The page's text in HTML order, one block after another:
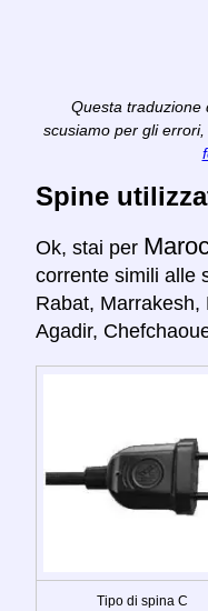
Questa traduzione
scusiamo per gli
Spine
Ok, stai per
corrente simili alle
Rabat, Marrakesh,
Agadir,
Tipo di spina C